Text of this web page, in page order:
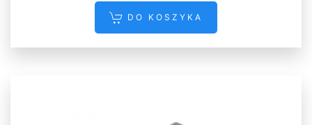
DO KOSZYKA